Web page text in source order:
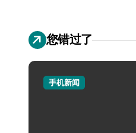
您错过了
手机新闻